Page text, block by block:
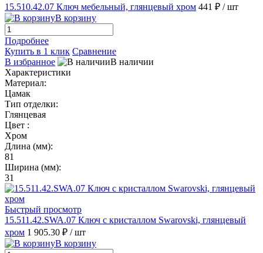
15.510.42.07 Ключ мебельный, глянцевый хром 441 ₽ / шт
В корзину
Подробнее
Купить в 1 клик Сравнение
В избранное
В наличии
Характеристики
Материал:
Цамак
Тип отделки:
Глянцевая
Цвет :
Хром
Длина (мм):
81
Ширина (мм):
31
Быстрый просмотр
15.511.42.SWA.07 Ключ с кристаллом Swarovski, глянцевый
хром 1 905.30 ₽ / шт
В корзину